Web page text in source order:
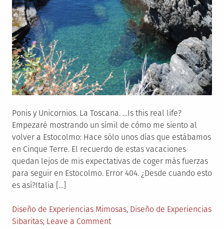
Ponis y Unicornios. La Toscana. …Is this real life?
Empezaré mostrando un símil de cómo me siento al
volver a Estocolmo: Hace sólo unos días que estábamos
en Cinque Terre. El recuerdo de estas vacaciones
quedan lejos de mis expectativas de coger más fuerzas
para seguir en Estocolmo. Error 404. ¿Desde cuando esto
es así?Italia […]
Posted
in
Diseño de Experiencias Mimosas, Diseño de Experiencias
Sibaritas Leave a Commenton